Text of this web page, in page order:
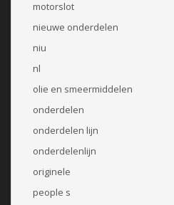
motorslot
nieuwe onderdelen
niu
nl
olie en smeermiddelen
onderdelen
onderdelen lijn
onderdelenlijn
originele
people s